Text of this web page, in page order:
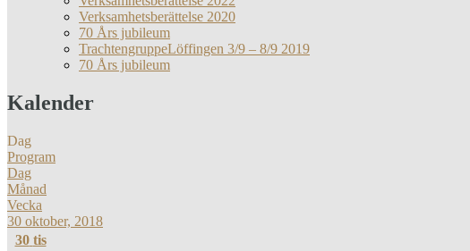
Verksamhetsberättelse 2020
70 Års jubileum
TrachtengruppeLöffingen 3/9 – 8/9 2019
70 Års jubileum
Kalender
Dag
Program
Dag
Månad
Vecka
30 oktober, 2018
30 tis